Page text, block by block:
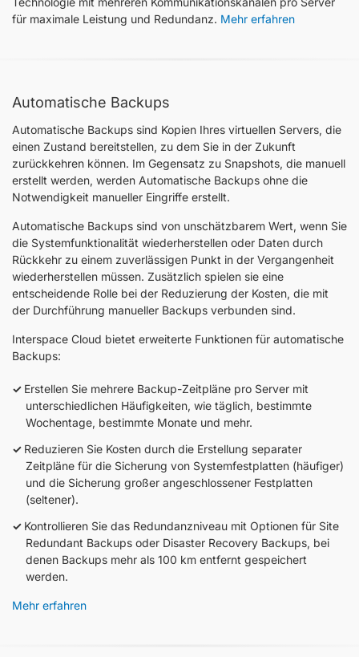
für maximale Leistung und Redundanz. Mehr erfahren
Automatische Backups
Automatische Backups sind Kopien Ihres virtuellen Servers, die
einen Zustand bereitstellen, zu dem Sie in der Zukunft
zurückkehren können. Im Gegensatz zu Snapshots, die manuell
erstellt werden, werden Automatische Backups ohne die
Notwendigkeit manueller Eingriffe erstellt.
Automatische Backups sind von unschätzbarem Wert, wenn Sie
die Systemfunktionalität wiederherstellen oder Daten durch
Rückkehr zu einem zuverlässigen Punkt in der Vergangenheit
wiederherstellen müssen. Zusätzlich spielen sie eine
entscheidende Rolle bei der Reduzierung der Kosten, die mit
der Durchführung manueller Backups verbunden sind.
Interspace Cloud bietet erweiterte Funktionen für automatische
Backups:
Erstellen Sie mehrere Backup-Zeitpläne pro Server mit
unterschiedlichen Häufigkeiten, wie täglich, bestimmte
Wochentage, bestimmte Monate und mehr.
Reduzieren Sie Kosten durch die Erstellung separater
Zeitpläne für die Sicherung von Systemfestplatten (häufiger)
und die Sicherung großer angeschlossener Festplatten
(seltener).
Kontrollieren Sie das Redundanzniveau mit Optionen für Site
Redundant Backups oder Disaster Recovery Backups, bei
denen Backups mehr als 100 km entfernt gespeichert
werden.
Mehr erfahren